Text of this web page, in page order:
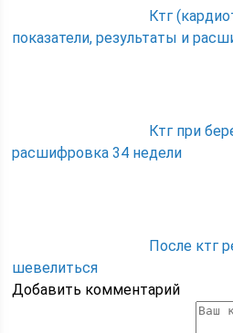
Ктг
показатели, результаты и
Ктг при
расшифровка 34 недели
После ктг
шевелиться
Добавить комментарий